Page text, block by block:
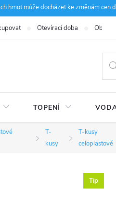
hmot může docházet ke změnám
Otevírací doba
TOPENÍ
T-
kusy
T-kusy
celoplastové
Tip